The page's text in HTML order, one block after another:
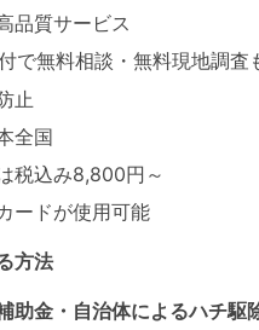
品質サービス
で無料相談・無料現地調査
止
全国
税込み8,800円～
ードが使用可能
方法
助金・自治体によるハチ駆